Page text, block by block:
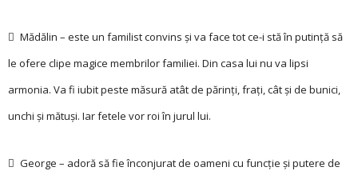
 Mădălin – este un familist convins și va face tot ce-i stă în putință să
le ofere clipe magice membrilor familiei. Din casa lui nu va lipsi
armonia. Va fi iubit peste măsură atât de părinți, frați, cât și de bunici,
unchi și mătuși. Iar fetele vor roi în jurul lui.
 George – adoră să fie înconjurat de oameni cu funcție și putere de